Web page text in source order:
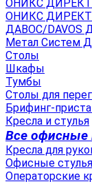
ОНИКС ДИРЕКТ/
ОНИКС ДИРЕКТ/
ДАВОС/DAVOS
Метал Систем
Столы
Шкафы
Тумбы
Столы для
Брифинг-
Кресла и стулья
Все офисные
Кресла для
Офисные стулья
Операторские